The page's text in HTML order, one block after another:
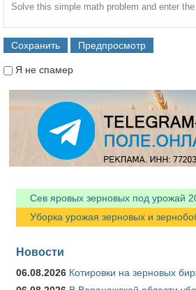
Solve this simple math problem and enter
Я не спамер
Сев яровых зерновых под урожай
Уборка урожая зерновых и
Новости
06.08.2026 Котировки на зерновых